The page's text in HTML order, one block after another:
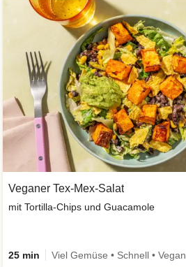
Veganer Tex-Mex-Salat
mit Tortilla-Chips und Guacamole
25 min Viel Gemüse • Schnell • Vegan